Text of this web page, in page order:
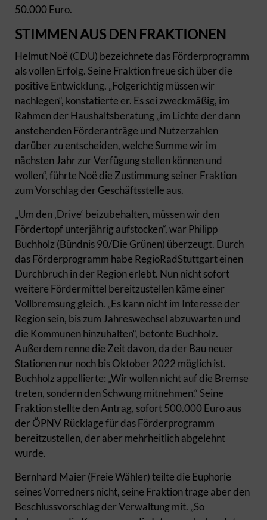
50.000 Euro.
STIMMEN AUS DEN FRAKTIONEN
Helmut Noë (CDU) bezeichnete das Förderprogramm
als vollen Erfolg. Seine Fraktion freue sich über die
positive Entwicklung. „Folgerichtig müssen wir
nachlegen“, konstatierte er. Es sei zweckmäßig, im
Rahmen der Haushaltsberatung „im Lichte der dann
anstehenden Förderanträge und Nutzerzahlen
darüber zu entscheiden, welche Summe wir im
nächsten Jahr zur Verfügung stellen können und
wollen“, führte Noë die Zustimmung seiner Fraktion
zum Vorschlag der Geschäftsstelle aus.
„Um den ‚Drive‘ beizubehalten, müssen wir den
Fördertopf unterjährig aufstocken“, war Philipp
Buchholz (Bündnis 90/Die Grünen) überzeugt. Durch
das Förderprogramm habe RegioRadStuttgart einen
Durchbruch in der Region erlebt. Nun nicht sofort
weitere Fördermittel bereitzustellen käme einer
Vollbremsung gleich. „Es kann nicht im Interesse der
Region sein, bis zum Jahreswechsel abzuwarten und
die Kommunen hinzuhalten“, betonte Buchholz.
Außerdem renne die Zeit davon, da der Bau neuer
Stationen nur noch bis Oktober 2022 möglich ist.
Buchholz appellierte: „Wir wollen nicht auf die Bremse
treten, sondern den Schwung mitnehmen.“ Seine
Fraktion stellte den Antrag, sofort 500.000 Euro aus
der ÖPNV Rücklage für das Förderprogramm
bereitzustellen, der aber mehrheitlich abgelehnt
wurde.
Bernhard Maier (Freie Wähler) teilte die Euphorie
seines Vorredners nicht, seine Fraktion trage aber den
Beschlussvorschlag der Verwaltung mit. „So